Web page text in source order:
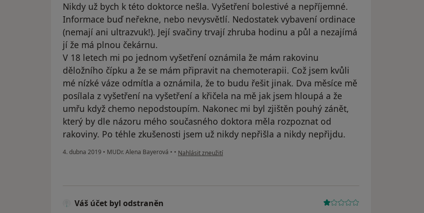
Nikdy už bych k této doktorce nešla. Vyšetření bolestivé a nepříjemné.
Informace buď neřekne, nebo nevysvětlí. Nedostatek vybavení ordinace
(nemají ani ultrazvuk!). Její svačiny trvají zhruba hodinu a půl a nezajímá
jí že má plnou čekárnu.
V 18 letech mi po jednom vyšetření oznámila že mám rakovinu
děložního čípku a že se mám připravit na chemoterapii. Což jsem kvůli
mé nízké váze odmítla a oznámila, že to budu řešit jinak. Dva měsíce mě
posílala z vyšetření na vyšetření a křičela na mě jak jsem hloupá a že
umřu když chemo nepodstoupím. Nakonec mi byl zjištěn pouhý zánět,
který by dle názoru mého současného doktora měla rozpoznat od
rakoviny. Po téhle zkušenosti jsem už nikdy nepřišla a nikdy nepřijdu.
4. dubna 2019 • MUDr. Alena Bayerová • • podle názoru uživatele Váš účet byl odstraněn
Nahlásit zneužití
Váš účet byl odstraněn